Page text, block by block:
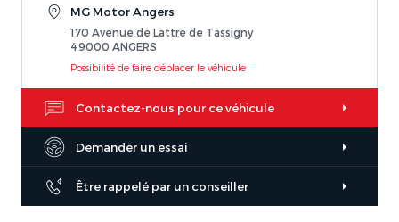
MG Motor Angers
170 Avenue de Lattre de Tassigny
49000 ANGERS
Possibilité de faire déplacer le véhicule
Contactez-nous pour ce véhicule
Demander un essai
Être rappelé par un conseiller